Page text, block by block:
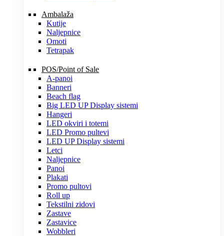
Ambalaža
Kutije
Naljepnice
Omoti
Tetrapak
POS/Point of Sale
A-panoi
Banneri
Beach flag
Big LED UP Display sistemi
Hangeri
LED okviri i totemi
LED Promo pultevi
LED UP Display sistemi
Letci
Naljepnice
Panoi
Plakati
Promo pultovi
Roll up
Tekstilni zidovi
Zastave
Zastavice
Wobbleri